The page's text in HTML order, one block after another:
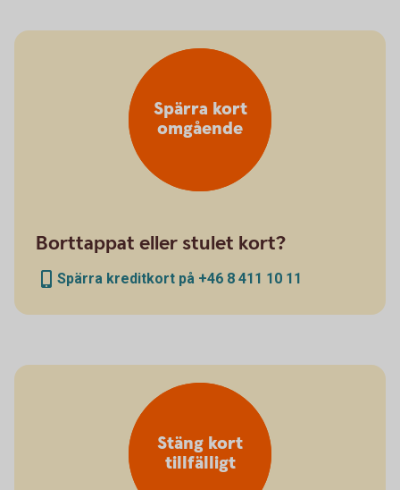
Spärra kort
omgående
Borttappat eller stulet kort?
Spärra kreditkort på +46 8 411 10 11
Stäng kort
tillfälligt